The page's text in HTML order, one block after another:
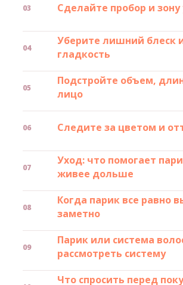
Сделайте пробор и
Уберите лишний блеск
гладкость
Подстройте объем,
лицо
Следите за цветом и
Уход: что помогает
живее дольше
Когда парик все равно
заметно
Парик или система
рассмотреть систему
Что спросить перед